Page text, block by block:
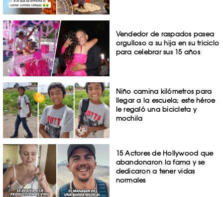
Vendedor de raspados pasea
orgulloso a su hija en su triciclo
para celebrar sus 15 años
Niño camina kilómetros para
llegar a la escuela; este héroe
le regaló una bicicleta y
mochila
15 Actores de Hollywood que
abandonaron la fama y se
dedicaron a tener vidas
normales